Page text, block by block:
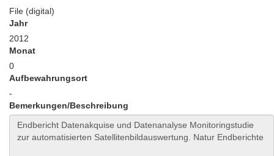
File (digital)
Jahr
2012
Monat
0
Aufbewahrungsort
-
Bemerkungen/Beschreibung